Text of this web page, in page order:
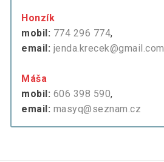
Honzík
mobil: 774 296 774,
email: jenda.krecek@gmail.com
Máša
mobil: 606 398 590,
email: masyq@seznam.cz